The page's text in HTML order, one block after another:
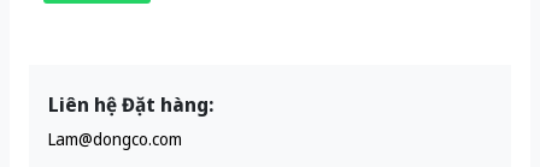
Liên hệ Đặt hàng:
Lam@dongco.com